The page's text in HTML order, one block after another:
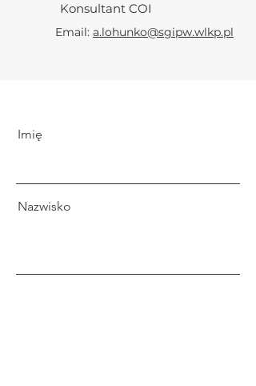
Konsultant COI
Email: a.lohunko@sgipw.wlkp.pl
Imię
Nazwisko